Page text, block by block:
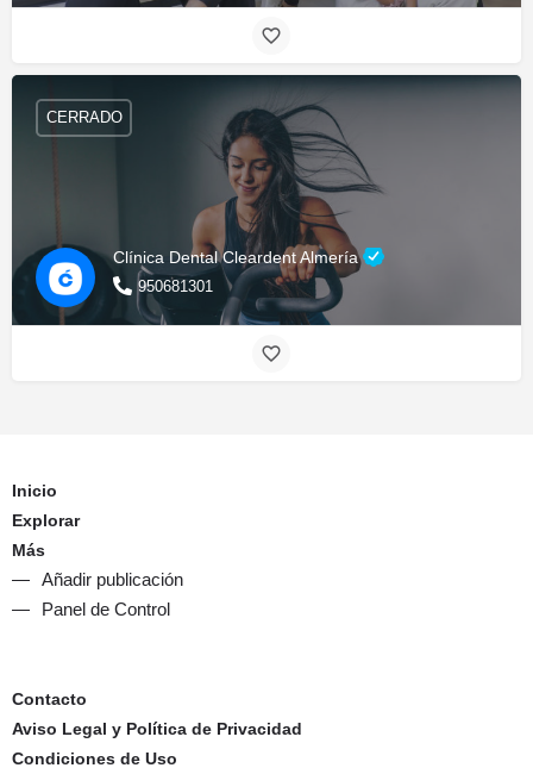
Clínica Dental Cleardent Almería
950681301
CERRADO
Inicio
Explorar
Más
Añadir publicación
Panel de Control
Contacto
Aviso Legal y Política de Privacidad
Condiciones de Uso